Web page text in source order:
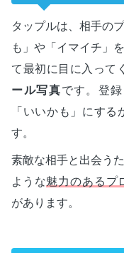
タップルは、相手の
も」や「イマイチ」
て最初に目に入って
ール写真です。登
「いいかも」にす
す。
素敵な相手と出会う
ような魅力のあるプ
があります。